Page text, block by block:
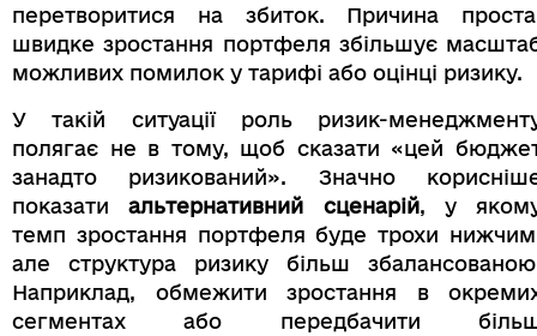
перетворитися на збиток. Причина
швидке зростання портфеля збільшує
можливих помилок у тарифі або оцінці ризику.
У такій ситуації роль ризик-
полягає не в тому, щоб сказати «цей
занадто ризикований». Значно
показатиальтернативний сценарій, у
темп зростання портфеля буде трохи
але структура ризику більш
Наприклад, обмежити зростання в
сегментах або передбачити